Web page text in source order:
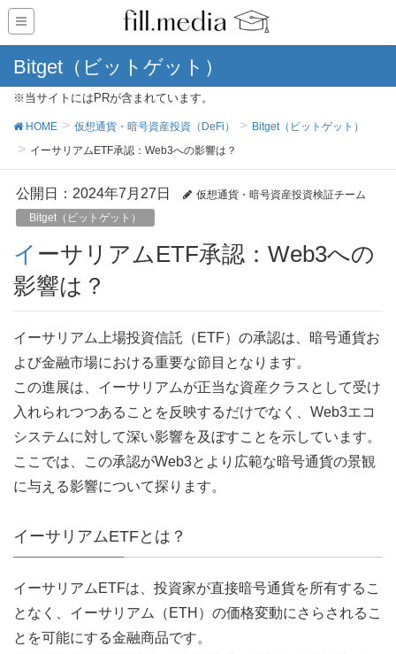
Bitget（ビットゲット）
※当サイトにはPRが含まれています。
HOME 仮想通貨・暗号資産投資（DeFi）
Bitget（ビットゲット）
イーサリアムETF承認：Web3への影響は？
公開日： 2024年7月27日
仮想通貨・暗号資産投資検証チーム
Bitget（ビットゲット）
イーサリアムETF承認：Web3への
影響は？
イーサリアム上場投資信託（ETF）の承認は、暗号通貨お
よび金融市場における重要な節目となります。
この進展は、イーサリアムが正当な資産クラスとして受け
入れられつつあることを反映するだけでなく、Web3エコ
システムに対して深い影響を及ぼすことを示しています。
ここでは、この承認がWeb3とより広範な暗号通貨の景観
に与える影響について探ります。
イーサリアムETFとは？
イーサリアムETFは、投資家が直接暗号通貨を所有するこ
となく、イーサリアム（ETH）の価格変動にさらされるこ
とを可能にする金融商品です。